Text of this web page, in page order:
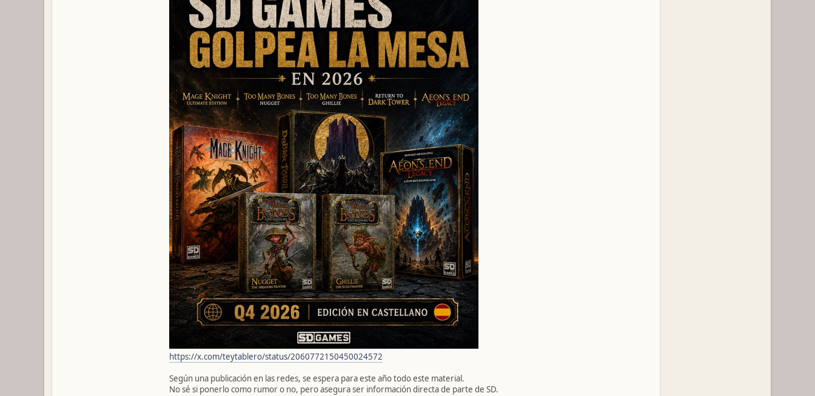
https://x.com/teytablero/status/2060772150450024572
Según una publicación en las redes, se espera para este año todo este material.
No sé si ponerlo como rumor o no, pero asegura ser información directa de parte de SD.